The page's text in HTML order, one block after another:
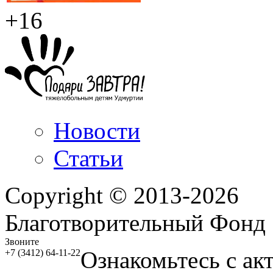
+16
Новости
Статьи
Copyright © 2013-2026
Благотворительный
Звоните
+7 (3412) 64-11-22Ознакомьтесь с